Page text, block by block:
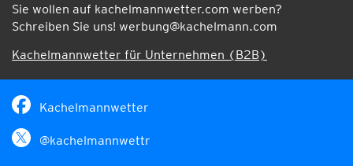
Sie wollen auf kachelmannwetter.com werben?
Schreiben Sie uns! werbung@kachelmann.com
Kachelmannwetter für Unternehmen (B2B)
Kachelmannwetter
@kachelmannwettr